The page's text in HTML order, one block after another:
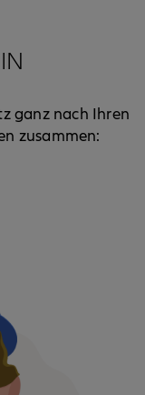
ganz nach Ihren
zusammen: